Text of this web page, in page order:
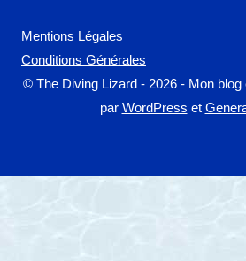
© The Diving Lizard - 2026 - Mon
par WordPress et
Mentions Légales
Conditions Générales